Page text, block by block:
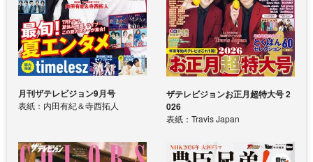
月刊ザテレビジョン9月号
表紙：内田有紀＆寺西拓人
ザテレビジョンお正月超特大号 2
026
表紙：Travis Japan